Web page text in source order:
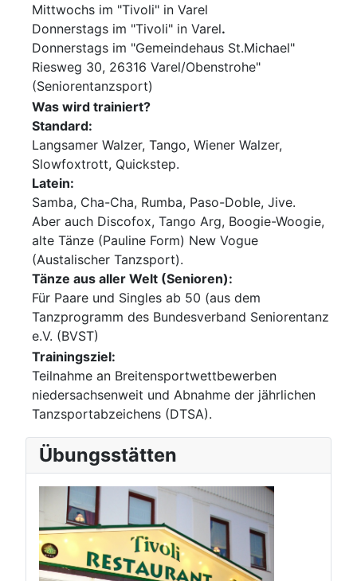
Mittwochs im "Tivoli" in Varel
Donnerstags im "Tivoli" in Varel.
Donnerstags im "Gemeindehaus St.Michael"
Riesweg 30, 26316 Varel/Obenstrohe"
(Seniorentanzsport)
Was wird trainiert?
Standard:
Langsamer Walzer, Tango, Wiener Walzer,
Slowfoxtrott, Quickstep.
Latein:
Samba, Cha-Cha, Rumba, Paso-Doble, Jive.
Aber auch Discofox, Tango Arg, Boogie-Woogie,
alte Tänze (Pauline Form) New Vogue
(Austalischer Tanzsport).
Tänze aus aller Welt (Senioren):
Für Paare und Singles ab 50 (aus dem
Tanzprogramm des Bundesverband Seniorentanz
e.V. (BVST)
Trainingsziel:
Teilnahme an Breitensportwettbewerben
niedersachsenweit und Abnahme der jährlichen
Tanzsportabzeichens (DTSA).
Übungsstätten